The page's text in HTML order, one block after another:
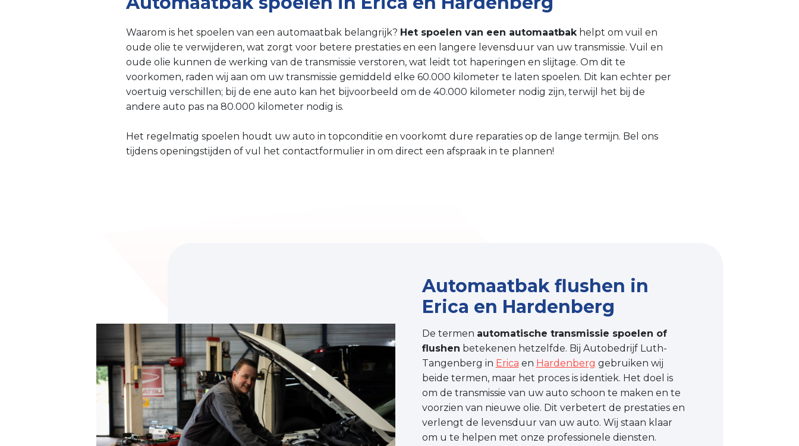
Waarom is het spoelen van een automaatbak belangrijk? Het spoelen van een automaatbakhelpt om vuil en
oude olie te verwijderen, wat zorgt voor betere prestaties en een langere levensduur van uw transmissie. Vuil en
oude olie kunnen de werking van de transmissie verstoren, wat leidt tot haperingen en slijtage. Om dit te
voorkomen, raden wij aan om uw transmissie gemiddeld elke 60.000 kilometer te laten spoelen. Dit kan echter per
voertuig verschillen; bij de ene auto kan het bijvoorbeeld om de 40.000 kilometer nodig zijn, terwijl het bij de
andere auto pas na 80.000 kilometer nodig is.
Het regelmatig spoelen houdt uw auto in topconditie en voorkomt dure reparaties op de lange termijn. Bel ons
tijdens openingstijden of vul het contactformulier in om direct een afspraak in te plannen!
Automaatbak flushen in
Erica en Hardenberg
De termen automatische transmissie spoelen of
flushen betekenen hetzelfde. Bij Autobedrijf Luth-
Tangenberg in Erica en Hardenberg gebruiken wij
beide termen, maar het proces is identiek. Het doel is
om de transmissie van uw auto schoon te maken en te
voorzien van nieuwe olie. Dit verbetert de prestaties en
verlengt de levensduur van uw auto. Wij staan klaar
om u te helpen met onze professionele diensten.